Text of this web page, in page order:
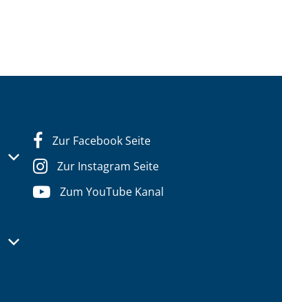
Schließzeiten auszublenden
Schließzeiten auszublenden
Zur Facebook Seite
Zur Instagram Seite
Zum YouTube Kanal